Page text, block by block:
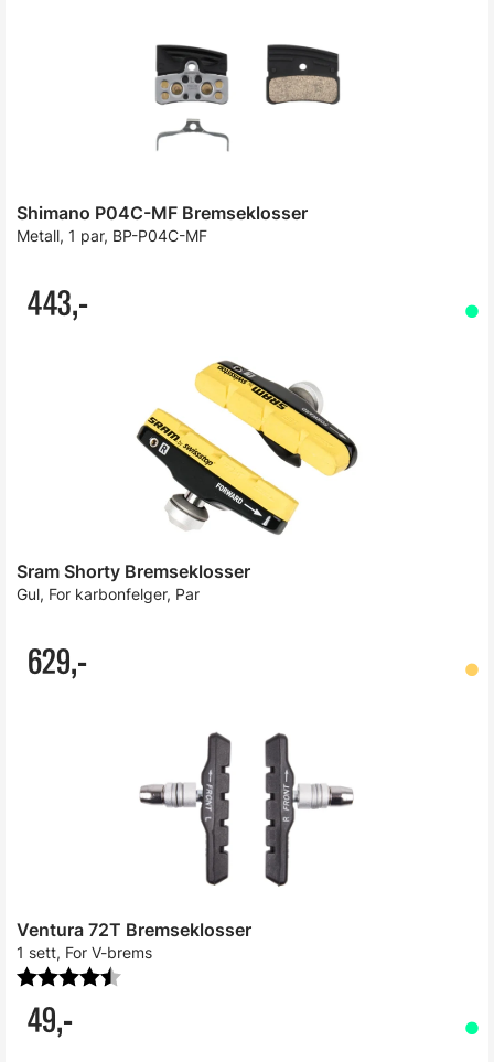
Shimano P04C-MF Bremseklosser
Metall, 1 par, BP-P04C-MF
443,-
Sram Shorty Bremseklosser
Gul, For karbonfelger, Par
629,-
Ventura 72T Bremseklosser
1 sett, For V-brems
49,-
Karakter: